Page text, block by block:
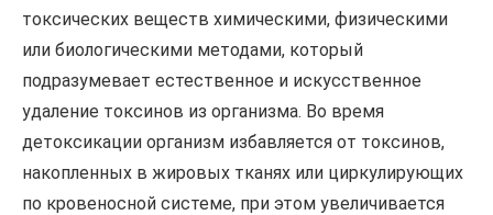
токсических веществ химическими, физическими
или биологическими методами, который
подразумевает естественное и искусственное
удаление токсинов из организма. Во время
детоксикации организм избавляется от токсинов,
накопленных в жировых тканях или циркулирующих
по кровеносной системе, при этом увеличивается